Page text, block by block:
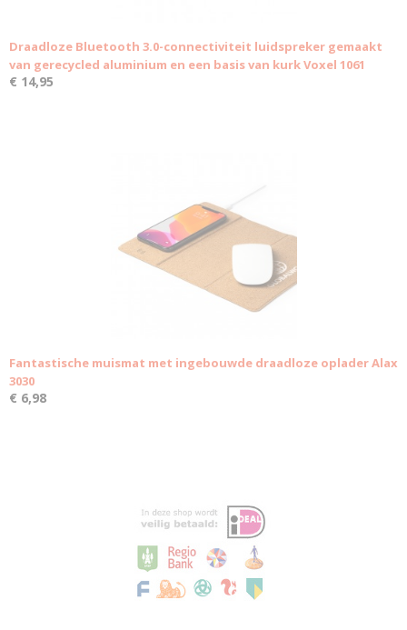
Draadloze Bluetooth 3.0-connectiviteit luidspreker gemaakt
van gerecycled aluminium en een basis van kurk Voxel 1061
€ 14,95
Fantastische muismat met ingebouwde draadloze oplader Alax
3030
€ 6,98